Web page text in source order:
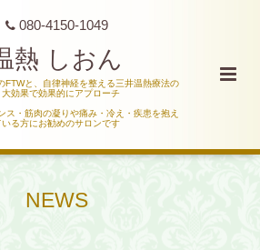
080-4150-1049
熱 しおん
FTWと、自律神経を整える三井温熱療法の
大効果で効果的にアプローチ
ス・筋肉の凝りや痛み・冷え・疾患を抱え
いる方にお勧めのサロンです
NEWS